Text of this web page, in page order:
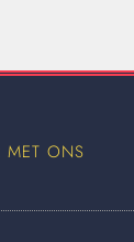
MET ONS